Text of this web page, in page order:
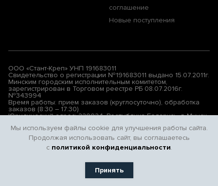
Мы используем файлы cookie для улучшения работы сайта.
Продолжая использовать сайт, вы соглашаетесь
с политикой конфиденциальности.
Принять
соглашение
Новые поступления
ООО «Стант-Креп» УНП 191683011
Свидетельство о регистрации №191683011 выдано 15.07.2011г.
Минским городским исполнительным комитетом,
зарегистрирован в Торговом реестре РБ 08.07.2016г.
№343994
Время работы: прием заказов (круглосуточно), обработка
заказов (8:30 – 17:30)
Юридический адрес: 220024, Республика Беларусь, г. Минск,
© 2026 All rights reserved. Privacy Policy | Terms & Conditions